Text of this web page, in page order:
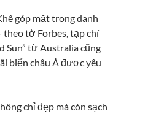
góp mặt trong danh
theo tờ Forbes, tạp chí
Sun” từ Australia cũng
biển châu Á được yêu
chỉ đẹp mà còn sạch